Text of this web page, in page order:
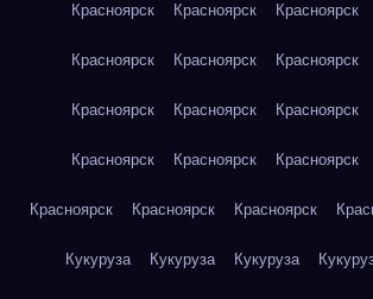
Красноярск Красноярск Красноярск
Красноярск Красноярск Красноярск
Красноярск Красноярск Красноярск
Красноярск Красноярск Красноярск
Красноярск Красноярск Красноярск
Кукуруза Кукуруза Кукуруза